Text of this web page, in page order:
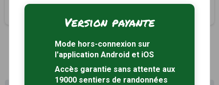
1
Version payante
Mode hors-connexion sur
l'application Android et iOS
Accès garantie sans attente aux
19000 sentiers de randonnées